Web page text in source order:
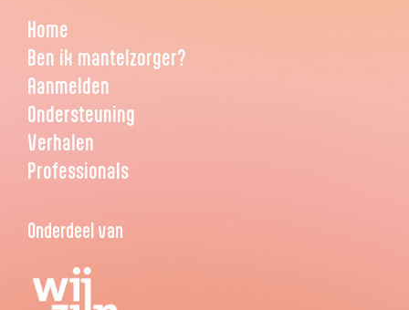
Home
Ben ik mantelzorger?
Aanmelden
Ondersteuning
Verhalen
Professionals
Onderdeel van